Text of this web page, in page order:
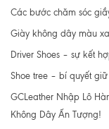
Các bước chăm sóc
Giày không dây màu
Driver Shoes – sự kết
Shoe tree – bí quyết
GCLeather Nhập Lô
Không Dây Ấn Tượng!